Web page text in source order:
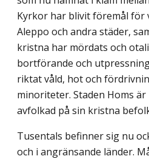
Kyrkor har blivit föremål för
Aleppo och andra städer,
kristna har mördats och
bortförande och
riktat våld, hot och
minoriteter. Staden Homs
avfolkad på sin kristna
Tusentals befinner sig nu
och i angränsande länder.